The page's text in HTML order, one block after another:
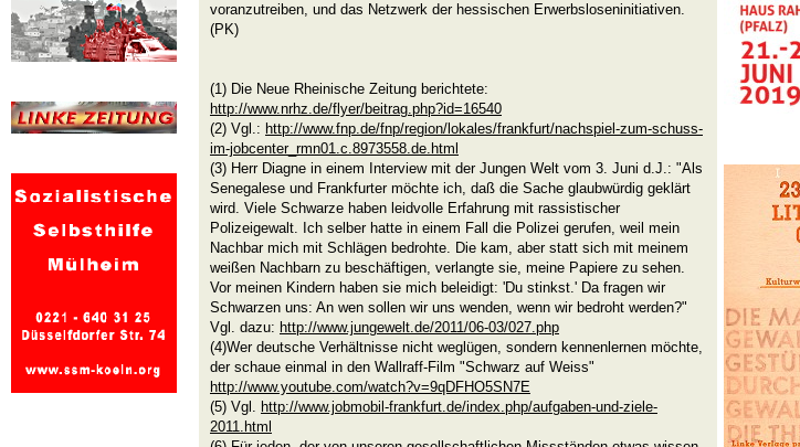
voranzutreiben, und das Netzwerk der hessischen Erwerbsloseninitiativen.
(PK)
(1) Die Neue Rheinische Zeitung berichtete:
http://www.nrhz.de/flyer/beitrag.php?id=16540
(2) Vgl.: http://www.fnp.de/fnp/region/lokales/frankfurt/nachspiel-zum-schuss-
im-jobcenter_rmn01.c.8973558.de.html
(3) Herr Diagne in einem Interview mit der Jungen Welt vom 3. Juni d.J.: "Als
Senegalese und Frankfurter möchte ich, daß die Sache glaubwürdig geklärt
wird. Viele Schwarze haben leidvolle Erfahrung mit rassistischer
Polizeigewalt. Ich selber hatte in einem Fall die Polizei gerufen, weil mein
Nachbar mich mit Schlägen bedrohte. Die kam, aber statt sich mit meinem
weißen Nachbarn zu beschäftigen, verlangte sie, meine Papiere zu sehen.
Vor meinen Kindern haben sie mich beleidigt: 'Du stinkst.' Da fragen wir
Schwarzen uns: An wen sollen wir uns wenden, wenn wir bedroht werden?"
Vgl. dazu: http://www.jungewelt.de/2011/06-03/027.php
(4)Wer deutsche Verhältnisse nicht weglügen, sondern kennenlernen möchte,
der schaue einmal in den Wallraff-Film "Schwarz auf Weiss"
http://www.youtube.com/watch?v=9qDFHO5SN7E
(5) Vgl. http://www.jobmobil-frankfurt.de/index.php/aufgaben-und-ziele-
2011.html